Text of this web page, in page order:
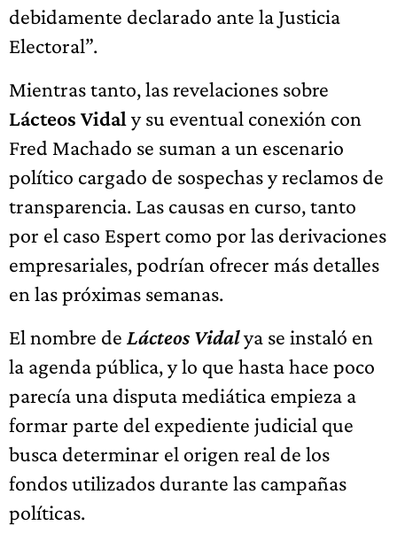
debidamente declarado ante la Justicia
Electoral”.
Mientras tanto, las revelaciones sobre
Lácteos Vidal y su eventual conexión con
Fred Machado se suman a un escenario
político cargado de sospechas y reclamos de
transparencia. Las causas en curso, tanto
por el caso Espert como por las derivaciones
empresariales, podrían ofrecer más detalles
en las próximas semanas.
El nombre de Lácteos Vidalya se instaló en
la agenda pública, y lo que hasta hace poco
parecía una disputa mediática empieza a
formar parte del expediente judicial que
busca determinar el origen real de los
fondos utilizados durante las campañas
políticas.